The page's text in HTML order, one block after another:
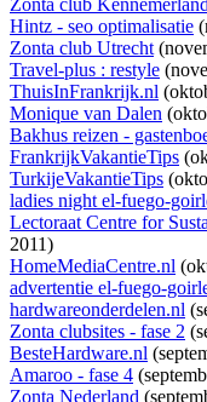
Zonta club
Hintz - seo optimalisatie
Zonta club Utrecht
Travel-plus : restyle
ThuisInFrankrijk.nl
Monique van Dalen
Bakhus reizen -
FrankrijkVakantieTips
TurkijeVakantieTips
ladies night el-fuego-
Lectoraat Centre for
2011)
HomeMediaCentre.nl
advertentie el-fuego-
hardwareonderdelen.nl
Zonta clubsites - fase 2
BesteHardware.nl
Amaroo - fase 4
Zonta Nederland